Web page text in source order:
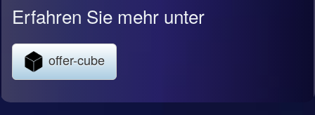
Erfahren Sie mehr unter
offer-cube